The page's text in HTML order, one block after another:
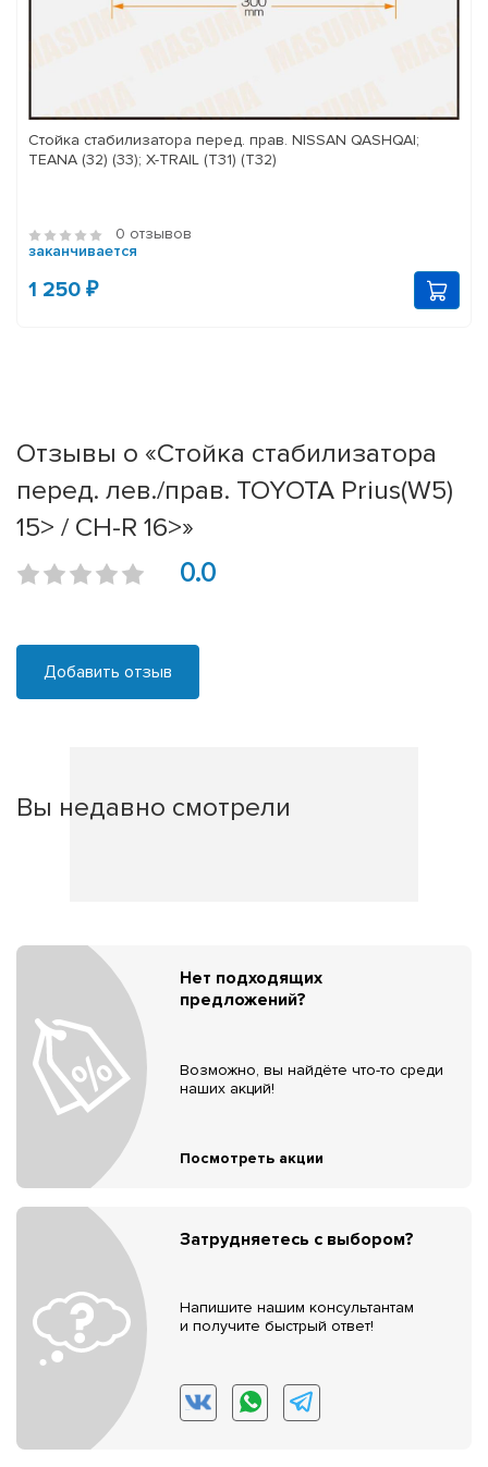
Стойка стабилизатора перед. прав. NISSAN QASHQAI;
TEANA (32) (33); X-TRAIL (T31) (T32)
0 отзывов
заканчивается
1 250 ₽
Отзывы о «Стойка стабилизатора
перед. лев./прав. TOYOTA Prius(W5)
15> / CH-R 16>»
0.0
Добавить отзыв
Вы недавно смотрели
Нет подходящих
предложений?
Возможно, вы найдёте что-то среди
наших акций!
Посмотреть акции
Затрудняетесь с выбором?
Напишите нашим консультантам
и получите быстрый ответ!